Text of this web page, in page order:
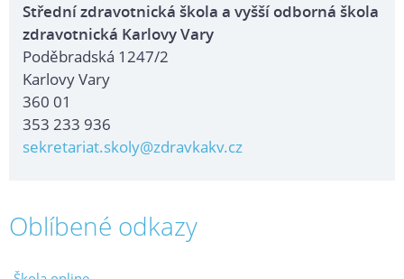
Střední zdravotnická škola a vyšší odborná škola
zdravotnická Karlovy Vary
Poděbradská 1247/2
Karlovy Vary
360 01
353 233 936
sekretariat.skoly@zdravkakv.cz
Oblíbené odkazy